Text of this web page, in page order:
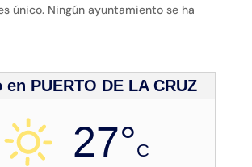
único. Ningún ayuntamiento se ha
PUERTO DE LA CRUZ
27°C